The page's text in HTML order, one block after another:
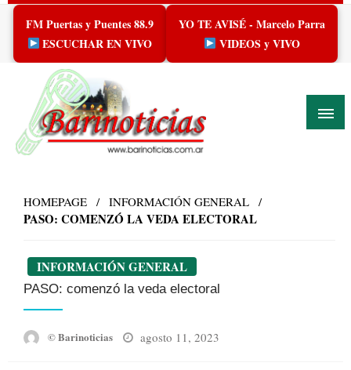
Skip
content
FM Puertas y Puentes 88.9
ESCUCHAR EN VIVO
YO TE AVISÉ - Marcelo Parra
VIDEOS y VIVO
HOMEPAGE INFORMACIÓN GENERAL
PASO: COMENZÓ LA VEDA ELECTORAL
INFORMACIÓN GENERAL
PASO: comenzó la veda electoral
© Barinoticias
Posted
agosto 11, 2023